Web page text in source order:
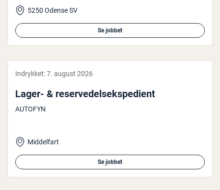
5250 Odense SV
Se jobbet
Indrykket:7. august 2026
Lager- & re­ser­ve­del­s­eks­pe­di­ent
AUTOFYN
Middelfart
Se jobbet